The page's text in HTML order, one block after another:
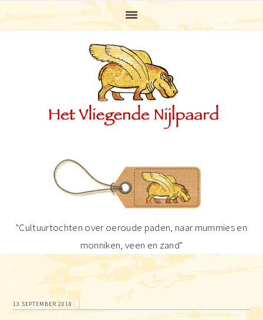
"Cultuurtochten over oeroude paden, naar mummies en
monniken, veen en zand"
13 SEPTEMBER 2018